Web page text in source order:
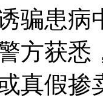
骗患
方获悉
真假掺